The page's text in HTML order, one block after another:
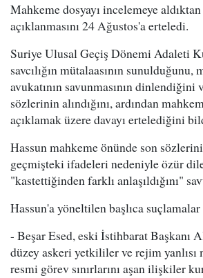
Mahkeme dosyayı incelemeye
açıklanmasını 24 Ağustos'a erteledi.
Suriye Ulusal Geçiş Dönemi Adaleti
savcılığın mütalaasının sunulduğunu,
avukatının savunmasının dinlendiğini
sözlerinin alındığını, ardından
açıklamak üzere davayı ertelediğini
Hassun mahkeme önünde son
geçmişteki ifadeleri nedeniyle özür
"kastettiğinden farklı anlaşıldığını"
Hassun'a yöneltilen başlıca
- Beşar Esed, eski İstihbarat Başkanı
düzey askeri yetkililer ve rejim
resmi görev sınırlarını aşan ilişkiler